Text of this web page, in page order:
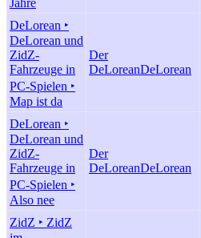
Jahre
DeLorean ‣
DeLorean und
ZidZ-
Fahrzeuge in
PC-Spielen ‣
Map ist da
Der
DeLoreanDeLorean
DeLorean ‣
DeLorean und
ZidZ-
Fahrzeuge in
PC-Spielen ‣
Also nee
Der
DeLoreanDeLorean
ZidZ ‣ ZidZ